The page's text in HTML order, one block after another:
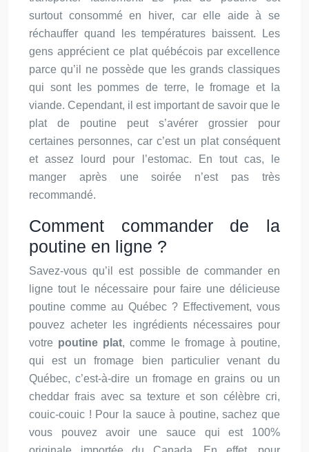
surtout consommé en hiver, car elle aide à se
réchauffer quand les températures baissent. Les
gens apprécient ce plat québécois par excellence
parce qu’il ne possède que les grands classiques
qui sont les pommes de terre, le fromage et la
viande. Cependant, il est important de savoir que le
plat de poutine peut s’avérer grossier pour
certaines personnes, car c’est un plat conséquent
et assez lourd pour l’estomac. En tout cas, le
manger après une soirée n’est pas très
recommandé.
Comment commander de la
poutine en ligne ?
Savez-vous qu’il est possible de commander en
ligne tout le nécessaire pour faire une délicieuse
poutine comme au Québec ? Effectivement, vous
pouvez acheter les ingrédients nécessaires pour
votre poutine plat, comme le fromage à poutine,
qui est un fromage bien particulier venant du
Québec, c’est-à-dire un fromage en grains ou un
cheddar frais avec sa texture et son célèbre cri,
couic-couic ! Pour la sauce à poutine, sachez que
vous pouvez avoir une sauce qui est 100%